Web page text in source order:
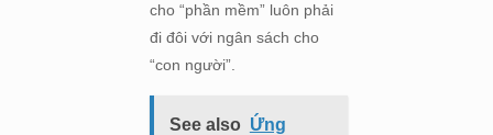
cho “phần mềm” luôn phải
đi đôi với ngân sách cho
“con người”.
See also Ứng